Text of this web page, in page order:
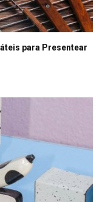
para Presentear